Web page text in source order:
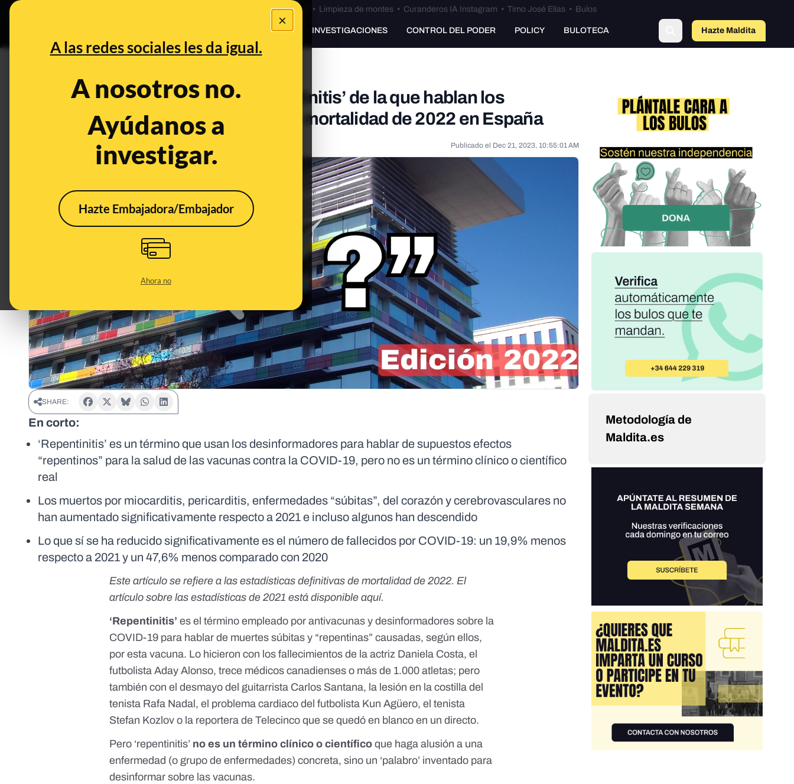
×
A las redes sociales les da igual.
A nosotros no.
Ayúdanos a
investigar.
Hazte Embajadora/Embajador
Ahora no
Bulos Ceuta • Limpieza de montes• Curanderos IA Instagram • Timo José Elías• Bulos
PREBUNKING INVESTIGACIONES CONTROL DEL PODER POLICY BULOTECA Hazte Maldito
Seguimos sin noticias de la ‘repentinitis’ de la que hablan los
antivacunas en las estadísticas de mortalidad de 2022 en España
Publicado el Dec 21, 2023, 10:55:01 AM
SHARE:
En corto:
‘Repentinitis’ es un término que usan los desinformadores para hablar de supuestos efectos
“repentinos” para la salud de las vacunas contra la COVID-19, pero no es un término clínico o científico
real
Los muertos por miocarditis, pericarditis, enfermedades “súbitas”, del corazón y cerebrovasculares no
han aumentado significativamente respecto a 2021 e incluso algunos han descendido
Lo que sí se ha reducido significativamente es el número de fallecidos por COVID-19: un 19,9% menos
respecto a 2021 y un 47,6% menos comparado con 2020
Este artículo se refiere a las estadísticas definitivas de mortalidad de 2022. El
artículo sobre las estadísticas de 2021 está disponibleaquí.
‘Repentinitis’ es el término empleado por antivacunas y desinformadores sobre la
COVID-19 para hablar de muertes súbitas y “repentinas” causadas, según ellos,
por esta vacuna. Lo hicieron con los fallecimientos de la actriz Daniela Costa, el
futbolistaAday Alonso,trece médicos canadienses o más de 1.000 atletas; pero
también con el desmayo del guitarrista Carlos Santana, la lesión en la costilla del
tenista Rafa Nadal , el problema cardiaco del futbolista Kun Agüero, el tenista
Stefan Kozlov o la reportera de Telecinco que se quedó en blanco en un directo.
Pero ‘repentinitis’ no es un término clínico o científicoque haga alusión a una
enfermedad (o grupo de enfermedades) concreta, sino un ‘palabro’ inventado para
desinformar sobre las vacunas.
Metodología de
Maldita.es